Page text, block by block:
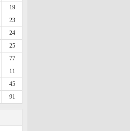
19
23
24
25
77
11
45
91